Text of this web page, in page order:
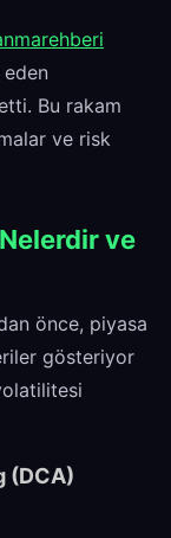
Bu rakam
ve risk
ve
önce, piyasa
gösteriyor
(DCA)